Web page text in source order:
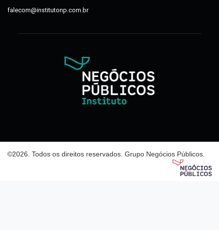
falecom@institutonp.com.br
©2026 . Todos os direitos reservados. Grupo Negócios Públicos.